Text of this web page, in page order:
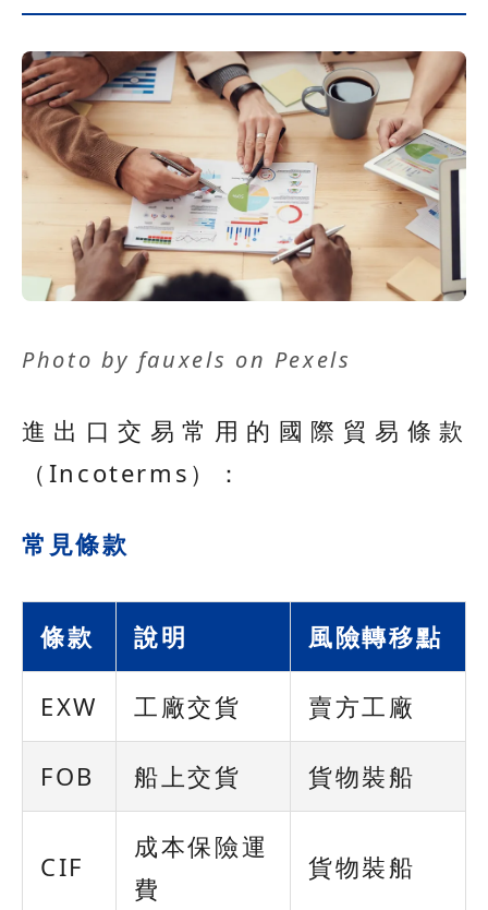
Photo by fauxels on Pexels
進出口交易常用的國際貿易條款
（Incoterms）：
常見條款
條款 說明 風險轉移點
EXW 工廠交貨 賣方工廠
FOB 船上交貨 貨物裝船
CIF
成本保險運
費
貨物裝船